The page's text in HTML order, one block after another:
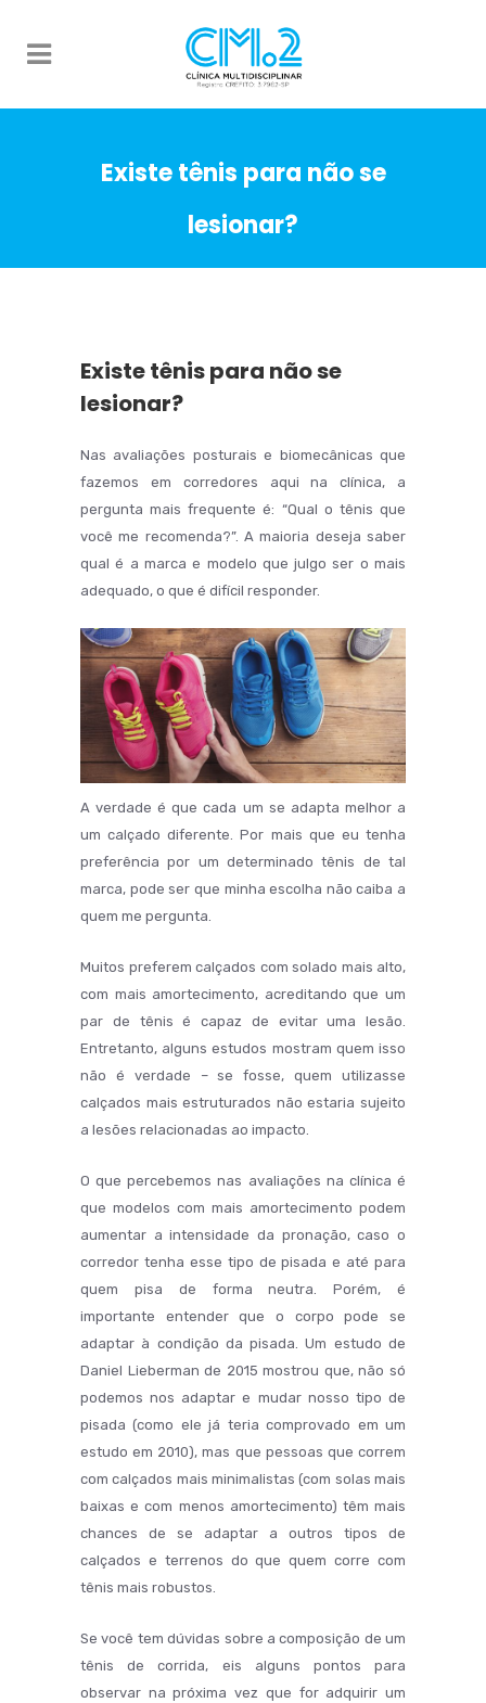
Existe tênis para não se
lesionar?
Existe tênis para não se
lesionar?
Nas avaliações posturais e biomecânicas que
fazemos em corredores aqui na clínica, a
pergunta mais frequente é: “Qual o tênis que
você me recomenda?”. A maioria deseja saber
qual é a marca e modelo que julgo ser o mais
adequado, o que é difícil responder.
A verdade é que cada um se adapta melhor a
um calçado diferente. Por mais que eu tenha
preferência por um determinado tênis de tal
marca, pode ser que minha escolha não caiba a
quem me pergunta.
Muitos preferem calçados com solado mais alto,
com mais amortecimento, acreditando que um
par de tênis é capaz de evitar uma lesão.
Entretanto, alguns estudos mostram quem isso
não é verdade – se fosse, quem utilizasse
calçados mais estruturados não estaria sujeito
a lesões relacionadas ao impacto.
O que percebemos nas avaliações na clínica é
que modelos com mais amortecimento podem
aumentar a intensidade da pronação, caso o
corredor tenha esse tipo de pisada e até para
quem pisa de forma neutra. Porém, é
importante entender que o corpo pode se
adaptar à condição da pisada. Um estudo de
Daniel Lieberman de 2015 mostrou que, não só
podemos nos adaptar e mudar nosso tipo de
pisada (como ele já teria comprovado em um
estudo em 2010), mas que pessoas que correm
com calçados mais minimalistas (com solas mais
baixas e com menos amortecimento) têm mais
chances de se adaptar a outros tipos de
calçados e terrenos do que quem corre com
tênis mais robustos.
Se você tem dúvidas sobre a composição de um
tênis de corrida, eis alguns pontos para
observar na próxima vez que for adquirir um